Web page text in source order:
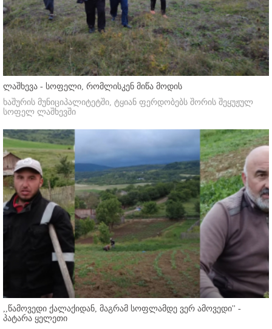
ლაშხევა - სოფელი, რომლისკენ მიწა მოდის
ხაშურის მუნიციპალიტეტში, ტყიან ფერდობებს შორის შეყუჟულ
სოფელ ლაშხევში
,,წამოვედი ქალაქიდან, მაგრამ სოფლამდე ვერ ამოვედი'' -
პატარა ყელეთი